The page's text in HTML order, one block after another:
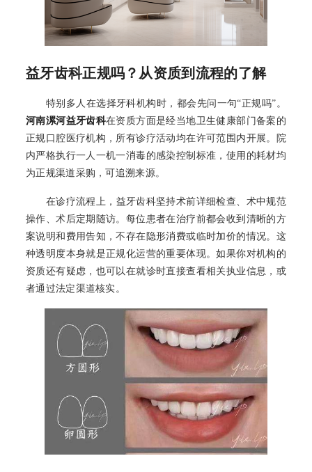
益牙齿科正规吗？从资质到流程的了解
特别多人在选择牙科机构时，都会先问一句“正规吗”。
河南漯河益牙齿科在资质方面是经当地卫生健康部门备案的
正规口腔医疗机构，所有诊疗活动均在许可范围内开展。院
内严格执行一人一机一消毒的感染控制标准，使用的耗材均
为正规渠道采购，可追溯来源。
在诊疗流程上，益牙齿科坚持术前详细检查、术中规范
操作、术后定期随访。每位患者在治疗前都会收到清晰的方
案说明和费用告知，不存在隐形消费或临时加价的情况。这
种透明度本身就是正规化运营的重要体现。如果你对机构的
资质还有疑虑，也可以在就诊时直接查看相关执业信息，或
者通过法定渠道核实。